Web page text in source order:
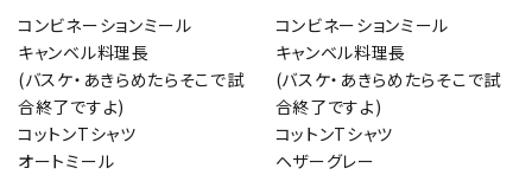
コンビネーションミール
キャンベル料理長
(バスケ・あきらめたらそこで試
合終了ですよ)
コットンTシャツ
オートミール
コンビネーションミール
キャンベル料理長
(バスケ・あきらめたらそこで試
合終了ですよ)
コットンTシャツ
ヘザーグレー